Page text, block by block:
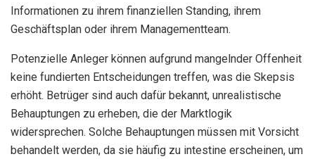
Informationen zu ihrem finanziellen Standing, ihrem
Geschäftsplan oder ihrem Managementteam.
Potenzielle Anleger können aufgrund mangelnder Offenheit
keine fundierten Entscheidungen treffen, was die Skepsis
erhöht. Betrüger sind auch dafür bekannt, unrealistische
Behauptungen zu erheben, die der Marktlogik
widersprechen. Solche Behauptungen müssen mit Vorsicht
behandelt werden, da sie häufig zu intestine erscheinen, um